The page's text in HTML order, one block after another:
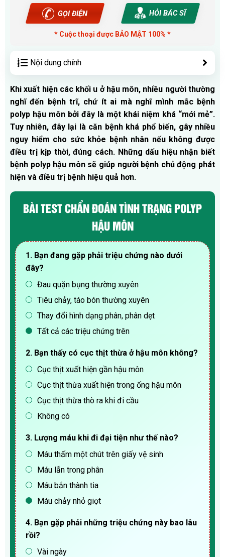
GỌI ĐIỆN HỎI BÁC SĨ
* Cuộc thoại được BẢO MẬT 100% *
Nội dung chính
Khi xuất hiện các khối u ở hậu môn, nhiều người thường
nghĩ đến bệnh trĩ, chứ ít ai mà nghĩ mình mắc bệnh
polyp hậu môn bởi đây là một khái niệm khá “mới mẻ”.
Tuy nhiên, đây lại là căn bệnh khá phổ biến, gây nhiều
nguy hiểm cho sức khỏe bệnh nhân nếu không được
điều trị kịp thời, đúng cách. Những dấu hiệu nhận biết
bệnh polyp hậu môn sẽ giúp người bệnh chủ động phát
hiện và điều trị bệnh hiệu quả hơn.
BÀI TEST CHẨN ĐOÁN TÌNH TRẠNG POLYP
HẬU MÔN
1. Bạn đang gặp phải triệu chứng nào dưới
đây?
Đau quặn bụng thường xuyên
Tiêu chảy, táo bón thường xuyên
Thay đổi hình dạng phân, phân dẹt
Tất cả các triệu chứng trên
2. Bạn thấy có cục thịt thừa ở hậu môn không?
Cục thịt xuất hiện gần hậu môn
Cục thịt thừa xuất hiện trong ống hậu môn
Cục thịt thừa thò ra khi đi cầu
Không có
3. Lượng máu khi đi đại tiện như thế nào?
Máu thấm một chút trên giấy vệ sinh
Máu lẫn trong phân
Máu bắn thành tia
Máu chảy nhỏ giọt
4. Bạn gặp phải những triệu chứng này bao lâu
rồi?
Vài ngày